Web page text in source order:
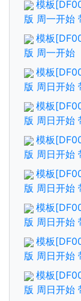
模板
版 周一开始
模板
版 周一开始
模板
版 周日开始
模板
版 周日开始
模板
版 周日开始
模板
版 周日开始
模板
版 周日开始
模板
版 周日开始
模板
版 周日开始